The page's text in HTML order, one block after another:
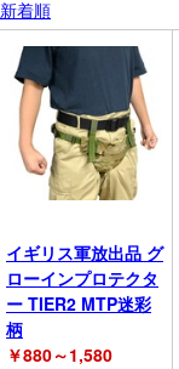
新着順
イギリス軍放出品 グ
ローインプロテクタ
ー TIER2 MTP迷彩
柄
￥880～1,580